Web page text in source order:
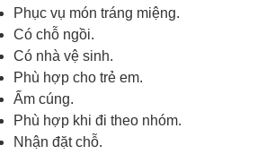
Phục vụ món tráng miệng.
Có chỗ ngồi.
Có nhà vệ sinh.
Phù hợp cho trẻ em.
Ấm cúng.
Phù hợp khi đi theo nhóm.
Nhận đặt chỗ.